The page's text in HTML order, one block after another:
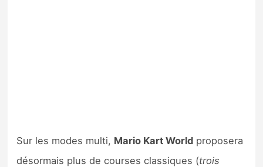
Sur les modes multi, Mario Kart World proposera
désormais plus de courses classiques (trois